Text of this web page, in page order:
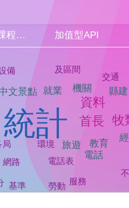
教育訓練課程簡報 加值型API
統計 首長
資料
牧
旅遊
文景點
教育
就業 機關
電話
縣建
環境
局
網路
電話表
交通
備 及區間
服務
勞動
基準